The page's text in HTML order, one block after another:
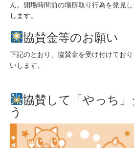
ん。開場時間前の場所取り行為を発見
します。
協賛金等のお願い
下記のとおり、協賛金を受け付けてお
いします。
協賛して「やっち
う